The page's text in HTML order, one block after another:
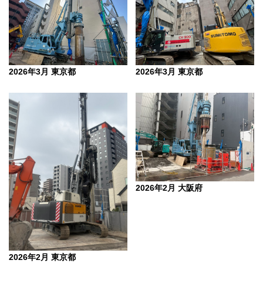
2026年3月 東京都 2026年3月 東京都
2026年2月 東京都
2026年2月 大阪府